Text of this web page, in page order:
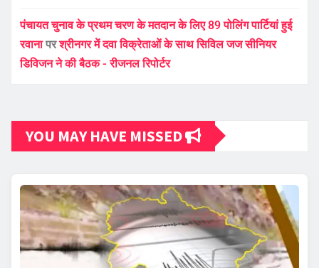
पंचायत चुनाव के प्रथम चरण के मतदान के लिए 89 पोलिंग पार्टियां हुई
रवानापरश्रीनगर में दवा विक्रेताओं के साथ सिविल जज सीनियर
डिविजन ने की बैठक - रीजनल रिपोर्टर
YOU MAY HAVE MISSED